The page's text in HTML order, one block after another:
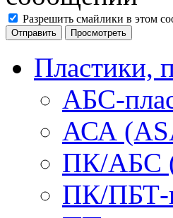
Разрешить смайлики в этом
Пластики,
АБС-
АСА
ПК/АБС
ПК/ПБТ-